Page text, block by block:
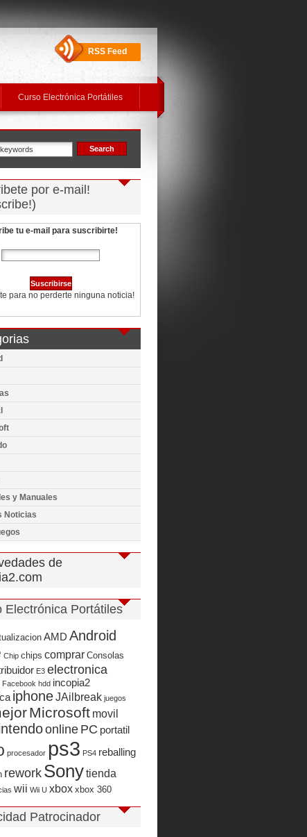
RSS Feed
Curso Electrónica Portátiles
por e-mail!
tu e-mail para suscribirte!
para no perderte ninguna noticia!
y Manuales
Noticias
de
Electrónica Portátiles
AMD Android
Chip chips comprar Consolas
E3 electronica
Facebook hdd incopia2
iphoneJAilbreak juegos
Microsoft movil
online PC portatil
procesador ps3 PS4 reballing
rework Sonytienda
wii Wii U xbox xbox 360
Patrocinador